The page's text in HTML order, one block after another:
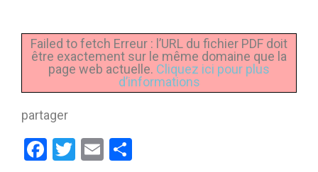
Failed to fetch Erreur : l’URL du fichier PDF doit
être exactement sur le même domaine que la
page web actuelle. Cliquez ici pour plus
d’informations
partager
Facebook
Twitter
Email